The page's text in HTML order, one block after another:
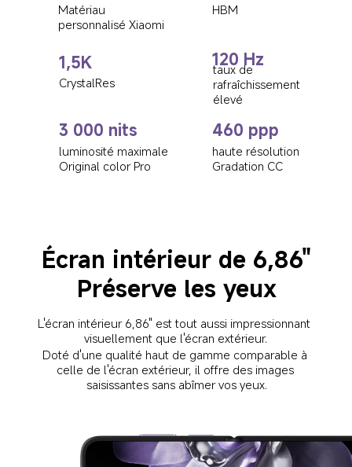
Matériau
personnalisé Xiaomi
HBM
1,5K
CrystalRes
120 Hz
taux de
rafraîchissement
élevé
3 000 nits
luminosité maximale
Original color Pro
460 ppp
haute résolution
Gradation CC
Écran intérieur de 6,86"
Préserve les yeux
L'écran intérieur 6,86" est tout aussi impressionnant
visuellement que l'écran extérieur.
Doté d'une qualité haut de gamme comparable à
celle de l'écran extérieur, il offre des images
saisissantes sans abîmer vos yeux.